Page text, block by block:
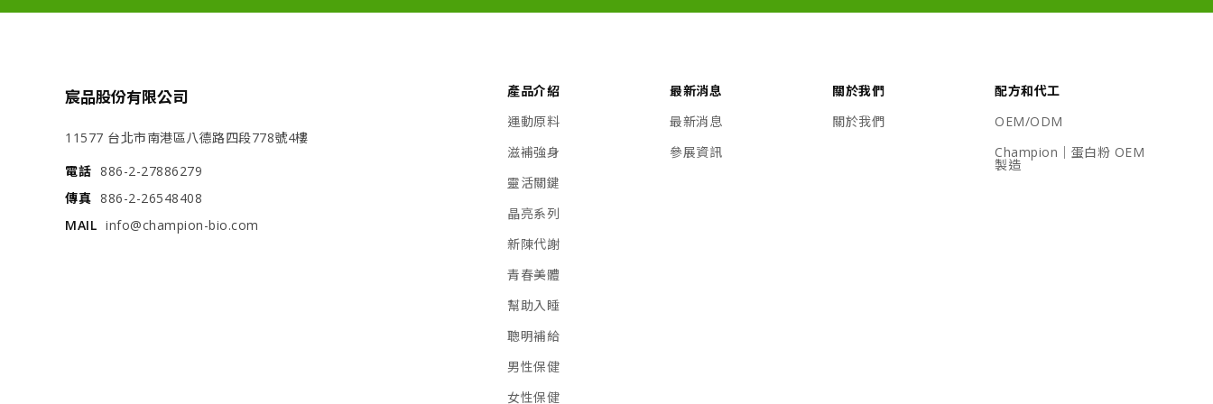
宸品股份有限公司
11577 台北市南港區八德路四段778號4樓
電話 886-2-27886279
傳真 886-2-26548408
MAIL info@champion-bio.com
產品介紹
運動原料
滋補強身
靈活關鍵
晶亮系列
新陳代謝
青春美體
幫助入睡
聰明補給
男性保健
女性保健
最新消息
最新消息
參展資訊
關於我們
關於我們
配方和代工
OEM/ODM
Champion｜蛋白粉 OEM
製造